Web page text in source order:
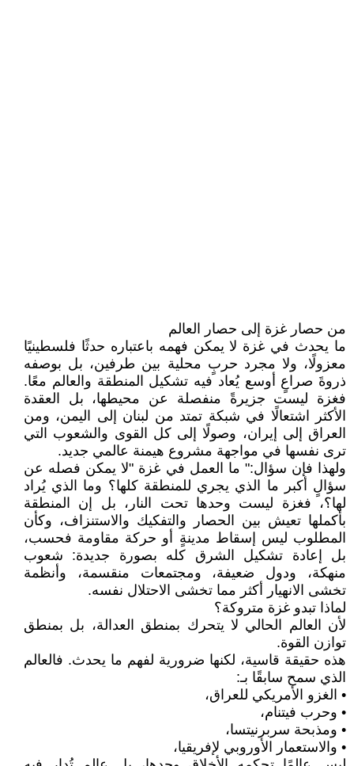
من حصار غزة إلى حصار العالم
ما يحدث في غزة لا يمكن فهمه باعتباره حدثًا فلسطينيًا
معزولًا، ولا مجرد حربٍ محلية بين طرفين، بل بوصفه
ذروةَ صراعٍ أوسع يُعاد فيه تشكيل المنطقة والعالم معًا.
فغزة ليست جزيرةً منفصلة عن محيطها، بل العقدة
الأكثر اشتعالًا في شبكة تمتد من لبنان إلى اليمن، ومن
العراق إلى إيران، وصولًا إلى كل القوى والشعوب التي
ترى نفسها في مواجهة مشروع هيمنة عالمي جديد.
ولهذا فإن سؤال:" ما العمل في غزة "لا يمكن فصله عن
سؤالٍ أكبر ما الذي يجري للمنطقة كلها؟ وما الذي يُراد
لها؟، فغزة ليست وحدها تحت النار، بل إن المنطقة
بأكملها تعيش بين الحصار والتفكيك والاستنزاف، وكأن
المطلوب ليس إسقاط مدينةٍ أو حركة مقاومة فحسب،
بل إعادة تشكيل الشرق كله بصورة جديدة: شعوب
منهكة، ودول ضعيفة، ومجتمعات منقسمة، وأنظمة
تخشى الانهيار أكثر مما تخشى الاحتلال نفسه.
لماذا تبدو غزة متروكة؟
لأن العالم الحالي لا يتحرك بمنطق العدالة، بل بمنطق
توازن القوة.
هذه حقيقة قاسية، لكنها ضرورية لفهم ما يحدث. فالعالم
الذي سمح سابقًا بـ:
• الغزو الأمريكي للعراق،
• وحرب فيتنام،
• ومذبحة سربرنيتسا،
• والاستعمار الأوروبي لإفريقيا،